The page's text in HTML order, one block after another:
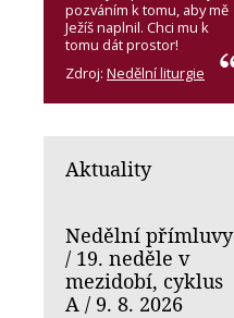
pozváním k tomu, aby mě
Ježíš naplnil. Chci mu k
tomu dát prostor!
Zdroj: Nedělní liturgie
Aktuality
Nedělní přímluvy
/ 19. neděle v
mezidobí, cyklus
A / 9. 8. 2026